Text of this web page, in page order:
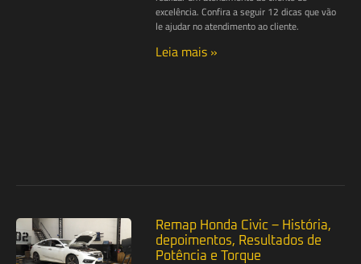
excelência. Confira a seguir 12 dicas que vão
le ajudar no atendimento ao cliente.
Leia mais »
Remap Honda Civic – História,
depoimentos, Resultados de
Potência e Torque